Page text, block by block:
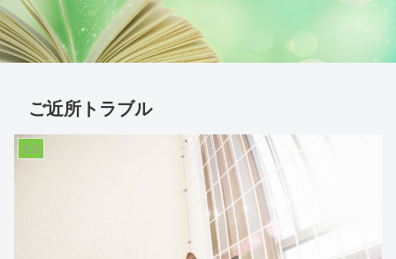
ご近所トラブル
生活